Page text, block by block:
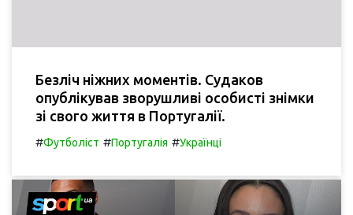
Безліч ніжних моментів. Судаков
опублікував зворушливі особисті знімки
зі свого життя в Португалії.
#Футболіст #Португалія #Українці